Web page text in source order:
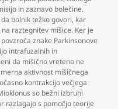
in zaznavo bolečine.
bolnik težko govori, kar
raztegnitev mišice. Ker je
znake Parkinsonove
intrafuzalnih in
da mišično vreteno ne
aktivnost mišičnega
kontrakcijo večjega
so bežni izbruhi
razlagajo s pomočjo teorije